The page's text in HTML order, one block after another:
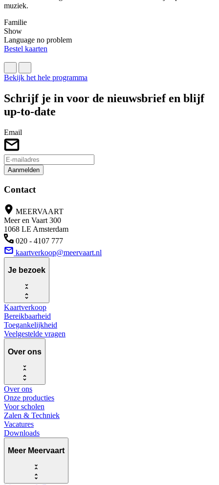
muziek.
Familie
Show
Language no problem
Bestel kaarten
Bekijk het hele programma
Schrijf je in voor de nieuwsbrief en blijf
up-to-date
Email
Aanmelden
Contact
MEERVAART
Meer en Vaart 300
1068 LE Amsterdam
020 - 4107 777
kaartverkoop@meervaart.nl
Je bezoek
Kaartverkoop
Bereikbaarheid
Toegankelijkheid
Veelgestelde vragen
Over ons
Over ons
Onze producties
Voor scholen
Zalen & Techniek
Vacatures
Downloads
Meer Meervaart